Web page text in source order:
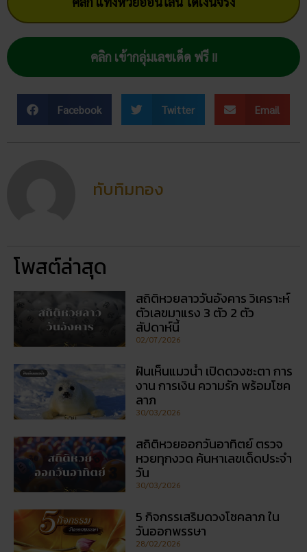
คลิก เข้ากลุ่มเลขเด็ด ฟรี !!
Facebook Twitter Email
ทับทิมทอง
โพสต์ล่าสุด
สถิติหวยลาววันอังคาร วิเคราะห์
ตัวเลขมาแรง 3 ตัว 2 ตัว
สัปดาห์นี้
02/07/2026
ฝันเห็นแมวน้ำ เปิดดวงชะตา การ
งาน การเงิน ความรัก พร้อมโชค
ลาภ
30/03/2026
สถิติหวยออกวันอาทิตย์ ตรวจ
หวยทุกงวด ค้นหาเลขเด็ดประจำ
วัน
30/03/2026
5 กิจกรรเสริมดวงโชคลาภ ใน
วันออกพรรษา
28/02/2026